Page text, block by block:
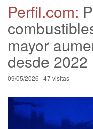
Perfil.com:
mayor
desde 2022
09/05/2026 | 47 visitas